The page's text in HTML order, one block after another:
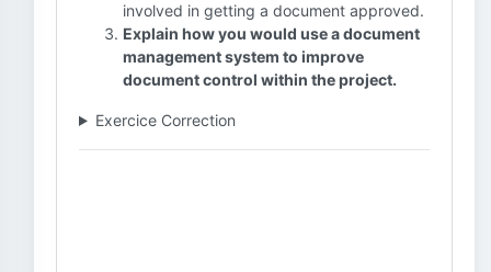
involved in getting a document approved.
Explain how you would use a document
management system to improve
document control within the project.
Exercice Correction